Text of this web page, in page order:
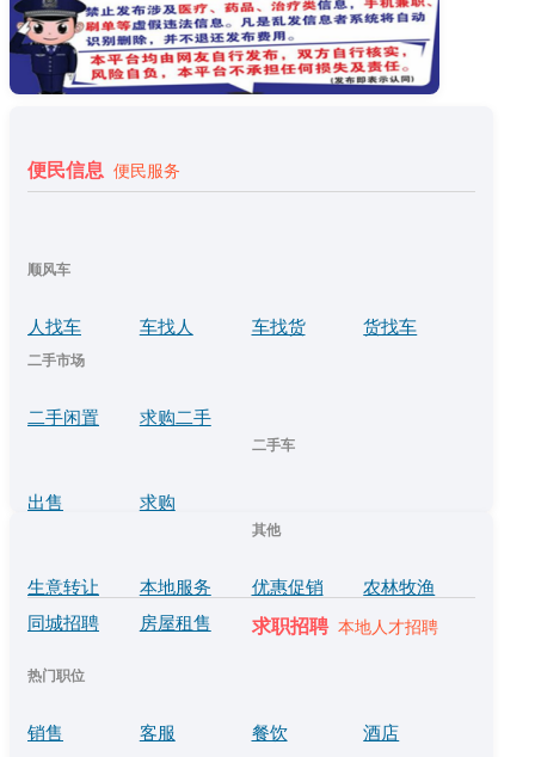
便民信息 便民服务
顺风车
人找车 车找人 车找货 货找车
二手市场
二手闲置 求购二手
二手车
出售 求购
其他
生意转让 本地服务 优惠促销
农林牧渔
同城招聘
房屋租售 求职招聘 本地人才招聘
热门职位
销售 客服 餐饮
酒店